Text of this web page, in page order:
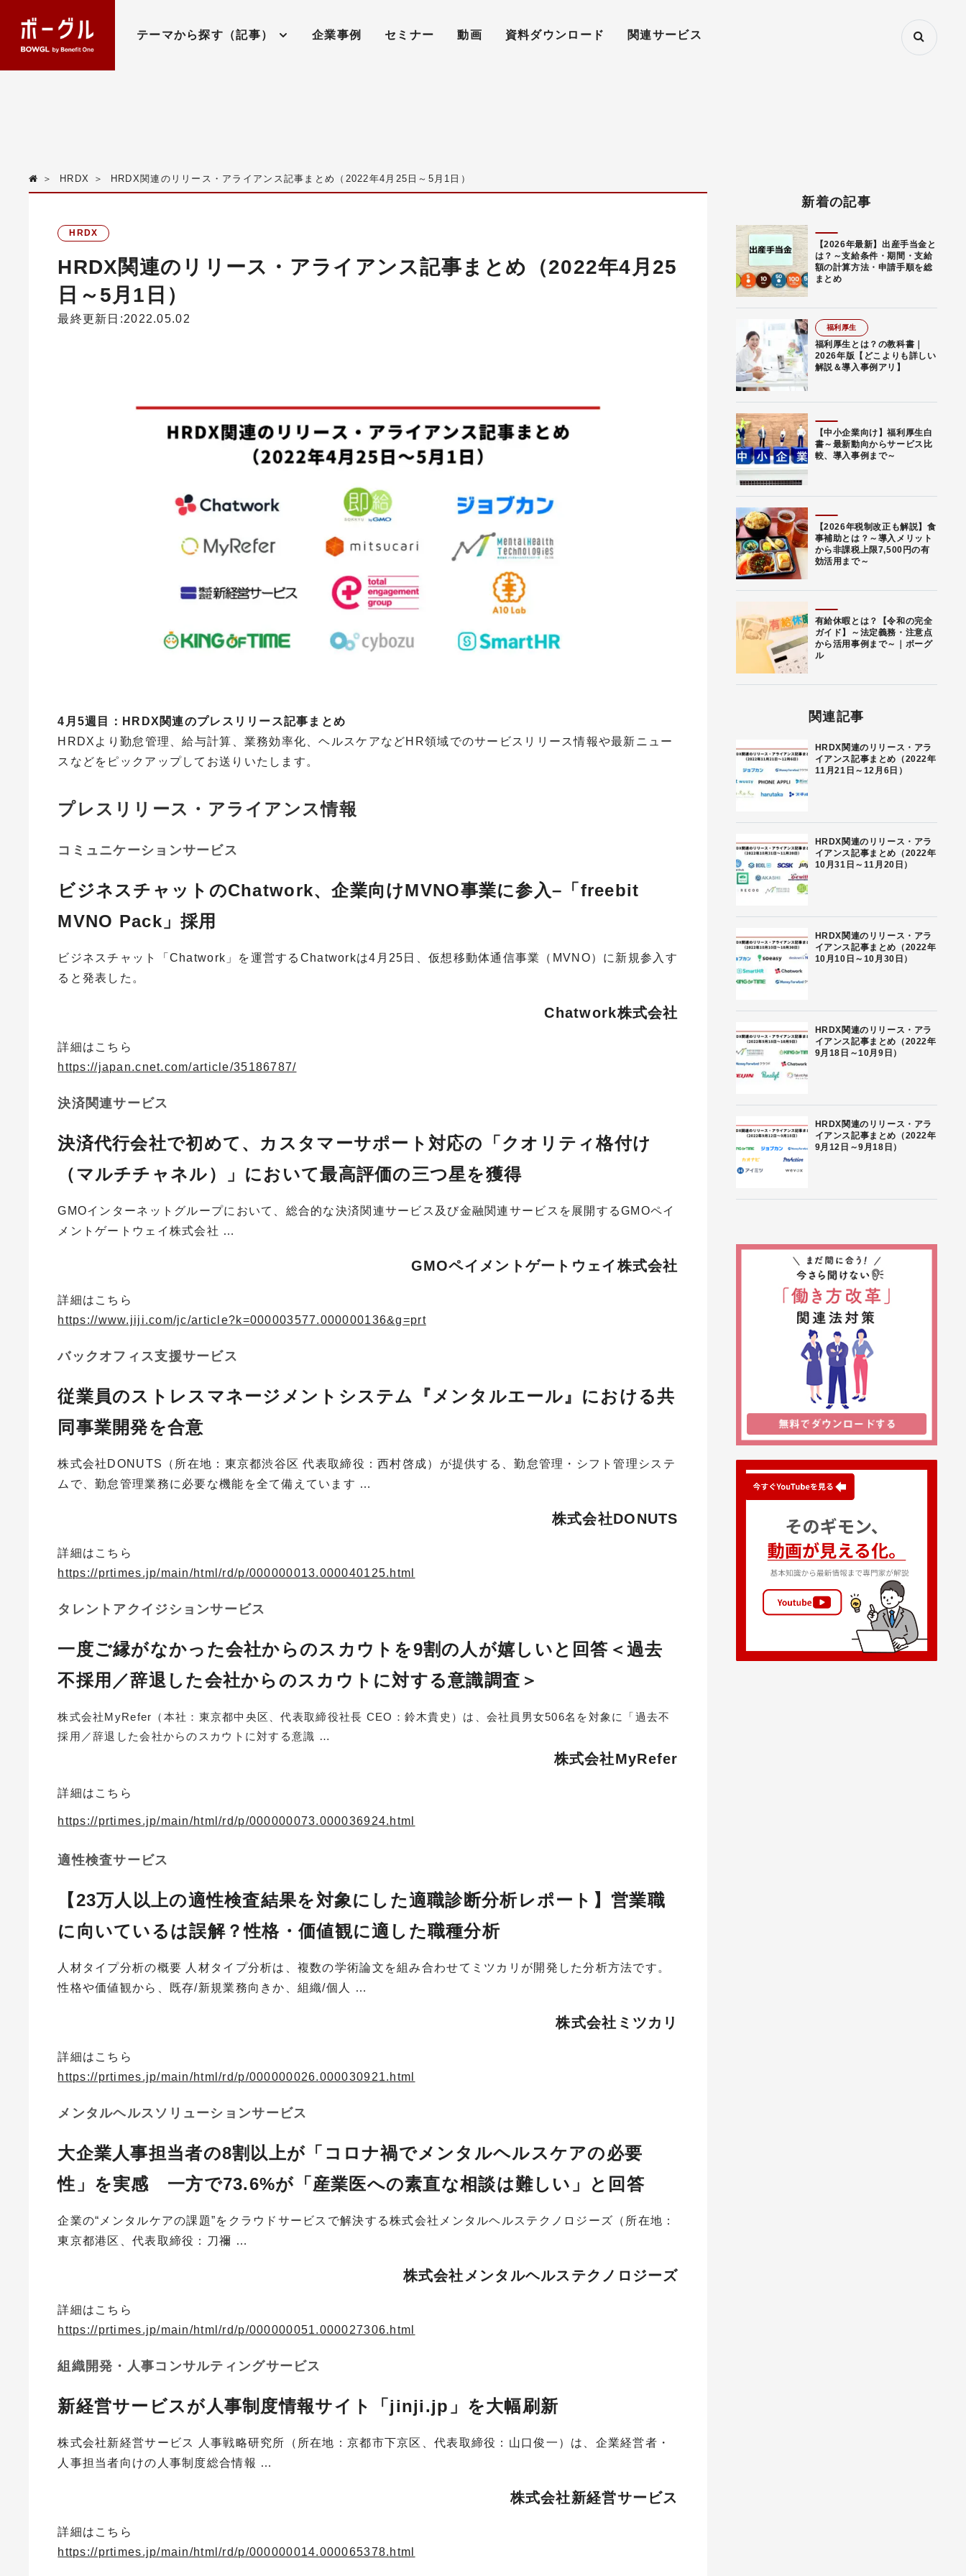
テーマから探す（記事） 企業事例 セミナー 動画 資料ダウンロード 関連サービス
＞ HRDX ＞ HRDX関連のリリース・アライアンス記事まとめ（2022年4月25日～5月1日）
HRDX
HRDX関連のリリース・アライアンス記事まとめ（2022年4月25
日～5月1日）
最終更新日:2022.05.02
4月5週目：HRDX関連のプレスリリース記事まとめ
HRDXより勤怠管理、給与計算、業務効率化、ヘルスケアなどHR領域でのサービスリリース情報や最新ニュー
スなどをピックアップしてお送りいたします。
プレスリリース・アライアンス情報
コミュニケーションサービス
ビジネスチャットのChatwork、企業向けMVNO事業に参入–「freebit
MVNO Pack」採用
ビジネスチャット「Chatwork」を運営するChatworkは4月25日、仮想移動体通信事業（MVNO）に新規参入す
ると発表した。
Chatwork株式会社
詳細はこちら
https://japan.cnet.com/article/35186787/
決済関連サービス
決済代行会社で初めて、カスタマーサポート対応の「クオリティ格付け
（マルチチャネル）」において最高評価の三つ星を獲得
GMOインターネットグループにおいて、総合的な決済関連サービス及び金融関連サービスを展開するGMOペイ
メントゲートウェイ株式会社 …
GMOペイメントゲートウェイ株式会社
詳細はこちら
https://www.jiji.com/jc/article?k=000003577.000000136&g=prt
バックオフィス支援サービス
従業員のストレスマネージメントシステム『メンタルエール』における共
同事業開発を合意
株式会社DONUTS（所在地：東京都渋谷区 代表取締役：西村啓成）が提供する、勤怠管理・シフト管理システ
ムで、勤怠管理業務に必要な機能を全て備えています …
株式会社DONUTS
詳細はこちら
https://prtimes.jp/main/html/rd/p/000000013.000040125.html
タレントアクイジションサービス
一度ご縁がなかった会社からのスカウトを9割の人が嬉しいと回答＜過去
不採用／辞退した会社からのスカウトに対する意識調査＞
株式会社MyRefer（本社：東京都中央区、代表取締役社長 CEO：鈴木貴史）は、会社員男女506名を対象に「過去不
採用／辞退した会社からのスカウトに対する意識 …
株式会社MyRefer
詳細はこちら
https://prtimes.jp/main/html/rd/p/000000073.000036924.html
適性検査サービス
【23万人以上の適性検査結果を対象にした適職診断分析レポート】営業職
に向いているは誤解？性格・価値観に適した職種分析
人材タイプ分析の概要 人材タイプ分析は、複数の学術論文を組み合わせてミツカリが開発した分析方法です。
性格や価値観から、既存/新規業務向きか、組織/個人 …
株式会社ミツカリ
詳細はこちら
https://prtimes.jp/main/html/rd/p/000000026.000030921.html
メンタルヘルスソリューションサービス
大企業人事担当者の8割以上が「コロナ禍でメンタルヘルスケアの必要
性」を実感 一方で73.6%が「産業医への素直な相談は難しい」と回答
企業の“メンタルケアの課題”をクラウドサービスで解決する株式会社メンタルヘルステクノロジーズ（所在地：
東京都港区、代表取締役：刀禰 …
株式会社メンタルヘルステクノロジーズ
詳細はこちら
https://prtimes.jp/main/html/rd/p/000000051.000027306.html
組織開発・人事コンサルティングサービス
新経営サービスが人事制度情報サイト「jinji.jp」を大幅刷新
株式会社新経営サービス 人事戦略研究所（所在地：京都市下京区、代表取締役：山口俊一）は、企業経営者・
人事担当者向けの人事制度総合情報 …
株式会社新経営サービス
詳細はこちら
https://prtimes.jp/main/html/rd/p/000000014.000065378.html
新着の記事
【2026年最新】出産手当金と
は？～支給条件・期間・支給
額の計算方法・申請手順を総
まとめ
福利厚生
福利厚生とは？の教科書｜
2026年版【どこよりも詳しい
解説＆導入事例アリ】
【中小企業向け】福利厚生白
書～最新動向からサービス比
較、導入事例まで～
【2026年税制改正も解説】食
事補助とは？～導入メリット
から非課税上限7,500円の有
効活用まで～
有給休暇とは？【令和の完全
ガイド】～法定義務・注意点
から活用事例まで～｜ボーグ
ル
関連記事
HRDX関連のリリース・アラ
イアンス記事まとめ（2022年
11月21日～12月6日）
HRDX関連のリリース・アラ
イアンス記事まとめ（2022年
10月31日～11月20日）
HRDX関連のリリース・アラ
イアンス記事まとめ（2022年
10月10日～10月30日）
HRDX関連のリリース・アラ
イアンス記事まとめ（2022年
9月18日～10月9日）
HRDX関連のリリース・アラ
イアンス記事まとめ（2022年
9月12日～9月18日）